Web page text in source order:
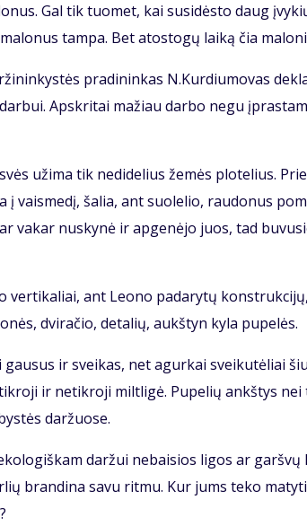
Gal tik tuomet, kai susidėsto daug
tampa. Bet atostogų laiką čia
pradininkas N.Kurdiumovas
Apskritai mažiau darbo negu
užima tik nedidelius žemės plotelius.
į vaismedį, šalia, ant suolelio, raudonus
vakar nuskynė ir apgenėjo juos, tad
vertikaliai, ant Leono padarytų
dviračio, detalių, aukštyn kyla pupelės.
ir sveikas, net agurkai sveikutėliai
ir netikroji miltligė. Pupelių ankštys
daržuose.
daržui nebaisios ligos ar
brandina savu ritmu. Kur jums teko